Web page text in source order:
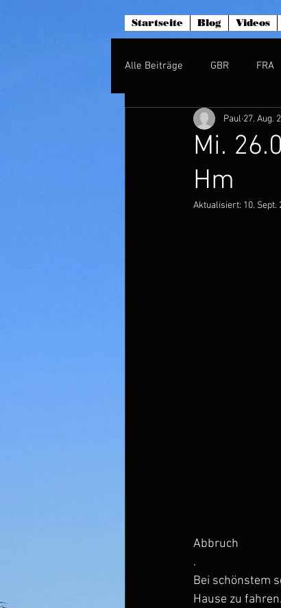
Startseite Blog Videos
Alle Beiträge GBR FRA
Mi.
Hm
Paul 27. Aug.
Aktualisiert: 10. Sept.
Abbruch
.
Bei schönstem
Hause zu